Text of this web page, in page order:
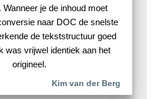
Wanneer je de inhoud moet
naar DOC de snelste
de tekststructuur goed
was vrijwel identiek aan het
origineel.
Kim van der Berg